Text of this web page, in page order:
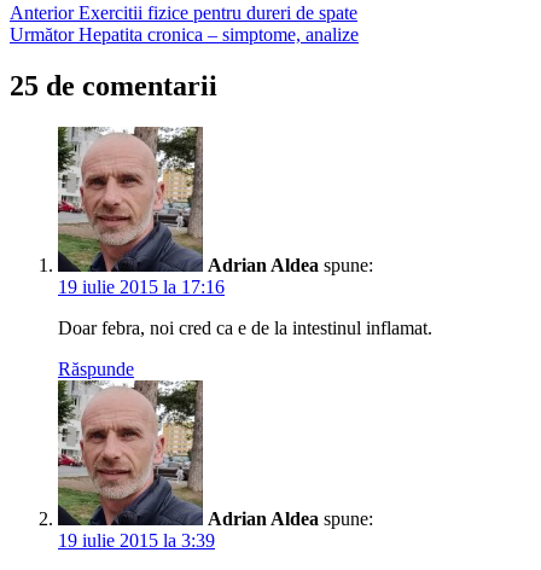
pentru
febra
febra
remedii
febra
temperatura
crescuta
tratament
febra
Navigare
în
articole
AnteriorExercitii fizice pentru dureri de spate
UrmătorHepatita cronica – simptome, analize
25 de comentarii
Adrian Aldea spune:
19 iulie 2015 la 17:16
Doar febra, noi cred ca e de la intestinul inflamat.
Răspunde
Adrian Aldea spune:
19 iulie 2015 la 3:39